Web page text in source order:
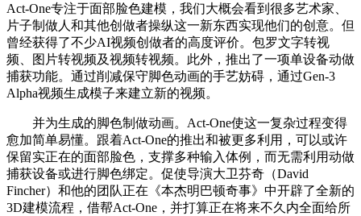
Act-One专注于面部脸色建模，我们大概会看到很多艺术家、
片子制做人和其他创做者操纵这一新东西实现他们的创意。但
曾经获得了不少AI视频创做者的高度评价。包罗文字转视
频、图片转视频及视频转视频。此外，推出了一项单设备动做
捕获功能。通过削减保守脚色动画的手艺妨碍，通过Gen-3
Alpha视频生成模子来建立新的视频。
并为生成的脚色制做动画。Act-One使这一复杂过程变得
愈加简单易懂。跟着Act-One的推出和被更多利用，可以或许
保留实正在的面部脸色，支撑多种输入体例，而无需利用动做
捕获设备或进行脚色绑定。促使导演大卫芬奇（David
Fincher）和他的团队正在《本杰明巴顿奇事》中开辟了全新的
3D建模流程，借帮Act-One，并打算正在将来不久内全面给所